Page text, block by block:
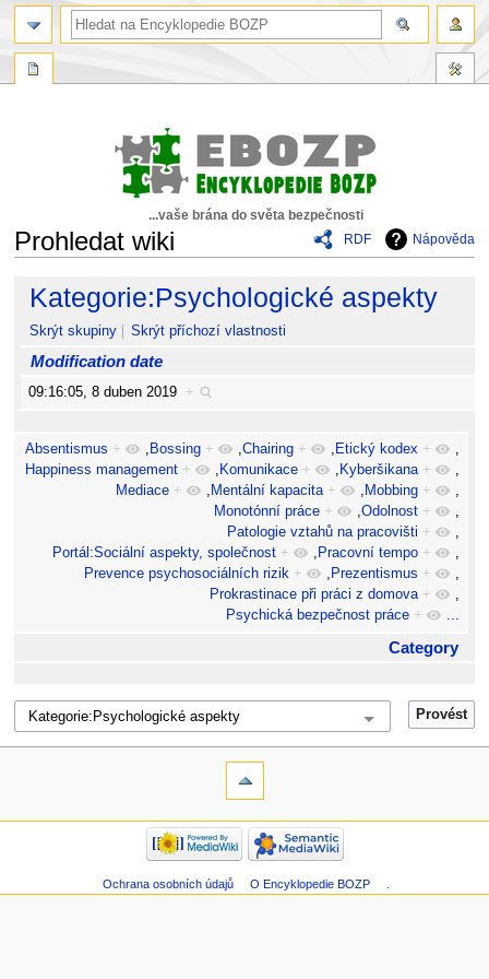
...vaše brána do světa bezpečnosti
RDF
Nápověda
Prohledat wiki
Skočit
navigaci
Skočit
vyhledávání
Kategorie:Psychologické aspekty
Skrýt skupiny Skrýt příchozí vlastnosti
Modification date
09:16:05, 8 duben 2019 +
Absentismus + , Bossing + ,Chairing + , Etický kodex +
,
Happiness management + , Komunikace + , Kyberšikana +
,
Mediace + , Mentální kapacita + , Mobbing +
,
Monotónní práce + ,Odolnost +
,
Patologie vztahů na pracovišti +
,
Portál:Sociální aspekty, společnost + , Pracovní tempo +
,
Prevence psychosociálních rizik + , Prezentismus +
,
Prokrastinace při práci z domova +
,
Psychická bezpečnost práce + ...
Category
Ochrana osobních údajů O Encyklopedie BOZP